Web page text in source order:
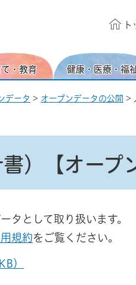
ト
・教育 健康・医療・福
データ > オープンデータの公開 >
）【オープ
タとして取り扱います。
規約をご覧ください。
）